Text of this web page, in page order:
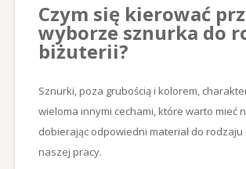
Czym się kierować
wyborze sznurka do
biżuterii?
Sznurki, poza grubością i kolorem,
wieloma innymi cechami, które warto mieć
dobierając odpowiedni materiał do
naszej pracy.